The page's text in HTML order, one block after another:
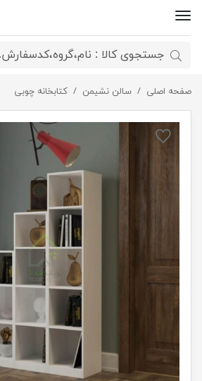
صفحه اصلی سالن نشیمن کتابخانه چوبی کتابخانه مدل مربع